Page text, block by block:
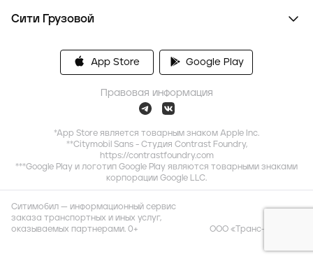
Сити Грузовой
App Store Google Play
Правовая информация
*App Store является товарным знаком Apple Inc.
**Citymobil Sans - Студия Contrast Foundry,
https://contrastfoundry.com
***Google Play и логотип Google Play являются товарными знаками
корпорации Google LLC.
Ситимобил — информационный сервис
заказа транспортных и иных услуг,
оказываемых партнерами. 0+
ООО «Транс-Миссия»